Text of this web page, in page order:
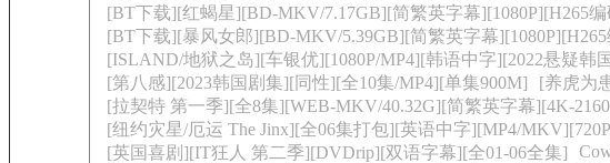
[BT下载][红蝎星][BD-MKV/7.17GB][简繁英字幕][1080P][H265
[BT下载][暴风女郎][BD-MKV/5.39GB][简繁英字幕
[ISLAND/地狱之岛][车银优][1080P/MP4][韩语中字][2022悬疑韩
[第八感][2023韩国剧集][同性][全10集/MP4][单集900M]
[养虎为
[拉契特 第一季][全8集][WEB-MKV/40.32G][简繁英字幕][4K-
[纽约灾星/厄运 The Jinx][全06集打包][英语中字][MP4/
[英国喜剧][IT狂人 第二季][DVDrip][双语字幕][全01-06全集]